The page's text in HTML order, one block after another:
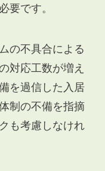
要です。
の不具合による
対応工数が増え
を過信した入居
制の不備を指摘
も考慮しなけれ